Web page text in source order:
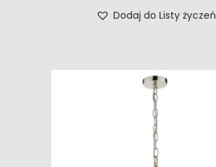
Dodaj do Listy życzeń